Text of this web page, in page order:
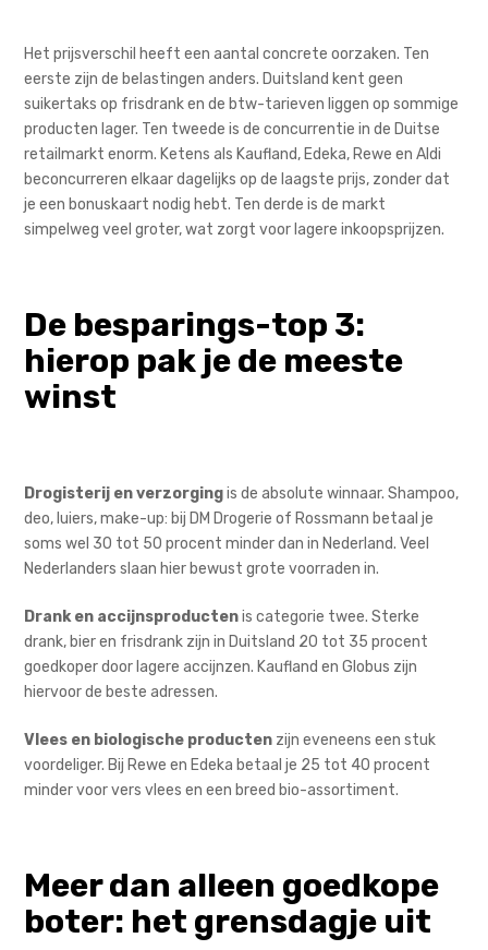
Het prijsverschil heeft een aantal concrete oorzaken. Ten
eerste zijn de belastingen anders. Duitsland kent geen
suikertaks op frisdrank en de btw-tarieven liggen op sommige
producten lager. Ten tweede is de concurrentie in de Duitse
retailmarkt enorm. Ketens als Kaufland, Edeka, Rewe en Aldi
beconcurreren elkaar dagelijks op de laagste prijs, zonder dat
je een bonuskaart nodig hebt. Ten derde is de markt
simpelweg veel groter, wat zorgt voor lagere inkoopsprijzen.
De besparings-top 3:
hierop pak je de meeste
winst
Drogisterij en verzorgingis de absolute winnaar. Shampoo,
deo, luiers, make-up: bij DM Drogerie of Rossmann betaal je
soms wel 30 tot 50 procent minder dan in Nederland. Veel
Nederlanders slaan hier bewust grote voorraden in.
Drank en accijnsproductenis categorie twee. Sterke
drank, bier en frisdrank zijn in Duitsland 20 tot 35 procent
goedkoper door lagere accijnzen. Kaufland en Globus zijn
hiervoor de beste adressen.
Vlees en biologische producten zijn eveneens een stuk
voordeliger. Bij Rewe en Edeka betaal je 25 tot 40 procent
minder voor vers vlees en een breed bio-assortiment.
Meer dan alleen goedkope
boter: het grensdagje uit